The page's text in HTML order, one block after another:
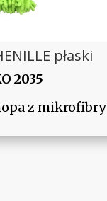
płaski
2035
z mikrofibry